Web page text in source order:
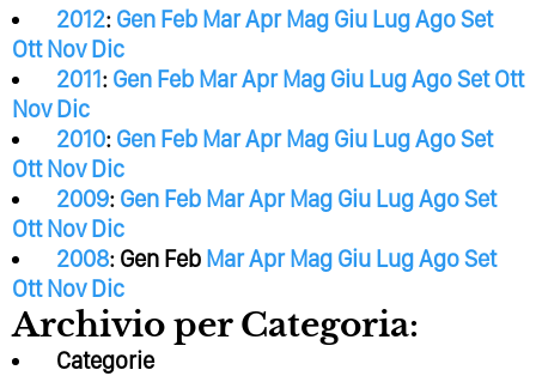
2012: Gen Feb MarApr Mag Giu LugAgoSet
Ott Nov Dic
2011: Gen Feb MarApr Mag Giu LugAgoSet Ott
Nov Dic
2010: Gen Feb MarApr Mag Giu LugAgoSet
Ott Nov Dic
2009: Gen Feb MarApr Mag Giu LugAgoSet
Ott Nov Dic
2008: Gen Feb MarApr Mag Giu LugAgoSet
Ott Nov Dic
Archivio per Categoria:
Categorie